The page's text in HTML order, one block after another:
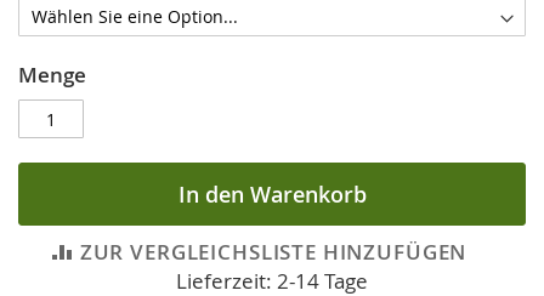
Menge
In den Warenkorb
ZUR VERGLEICHSLISTE HINZUFÜGEN
Lieferzeit: 2-14 Tage